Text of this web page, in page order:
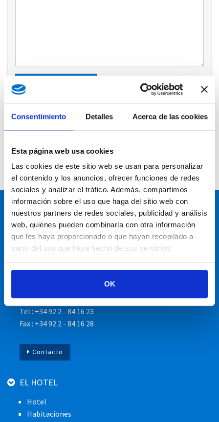
Consentimiento Detalles Acerca de las cookies
Esta página web usa cookies
Las cookies de este sitio web se usan para personalizar
el contenido y los anuncios, ofrecer funciones de redes
sociales y analizar el tráfico. Además, compartimos
información sobre el uso que haga del sitio web con
nuestros partners de redes sociales, publicidad y análisis
web, quienes pueden combinarla con otra información
que les haya proporcionado o que hayan recopilado a
partir del uso que haya hecho de sus servicios.
OK
Por favor no complete
Enviar formulario
Contacto
Condiciones generales de contrato
DIRECCIÓN
Hotel Luz Del Mar
Av Sibora, 10
38470 Los Silos
Tenerife
Tel.: +34 92 2 - 84 16 23
Fax.: +34 92 2 - 84 16 28
Contacto
EL HOTEL
Hotel
Habitaciones